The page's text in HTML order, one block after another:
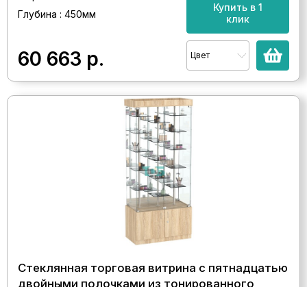
Глубина : 450мм
60 663 р.
Купить в 1
клик
Цвет
Стеклянная торговая витрина с пятнадцатью
двойными полочками из тонированного